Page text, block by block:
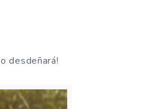
desdeñará!